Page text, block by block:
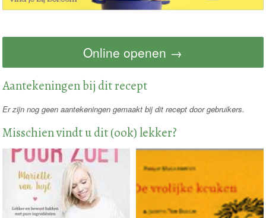
Online openen →
Aantekeningen bij dit recept
Er zijn nog geen aantekeningen gemaakt bij dit recept door gebruikers.
Misschien vindt u dit (ook) lekker?